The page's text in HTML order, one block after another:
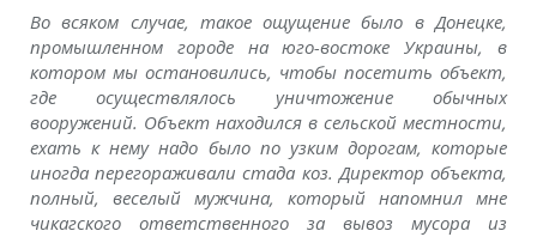
Во всяком случае, такое ощущение было в Донецке,
промышленном городе на юго-востоке Украины, в
котором мы остановились, чтобы посетить объект,
где осуществлялось уничтожение обычных
вооружений. Объект находился в сельской местности,
ехать к нему надо было по узким дорогам, которые
иногда перегораживали стада коз. Директор объекта,
полный, веселый мужчина, который напомнил мне
чикагского ответственного за вывоз мусора из